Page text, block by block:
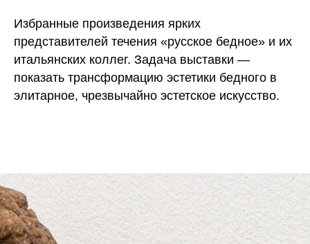
Избранные произведения ярких
представителей течения «русское бедное» и их
итальянских коллег. Задача выставки —
показать трансформацию эстетики бедного в
элитарное, чрезвычайно эстетское искусство.